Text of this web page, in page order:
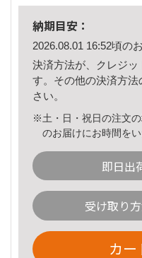
納期目安：
2026.08.01 16:52頃の
決済方法が、クレジッ
す。その他の決済方法
さい。
※土・日・祝日の注文
のお届けにお時間を
即日出
受け取り
カー